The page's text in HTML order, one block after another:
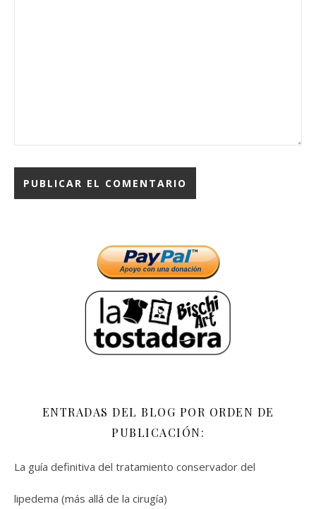
ENTRADAS DEL BLOG POR ORDEN DE
PUBLICACIÓN:
La guía definitiva del tratamiento conservador del
lipedema (más allá de la cirugía)